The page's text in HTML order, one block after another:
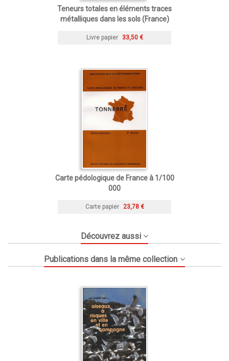
Teneurs totales en éléments traces
métalliques dans les sols (France)
Livre papier 33,50 €
Carte pédologique de France à 1/100
000
Carte papier 23,78 €
Découvrez aussi
Publications dans la même collection